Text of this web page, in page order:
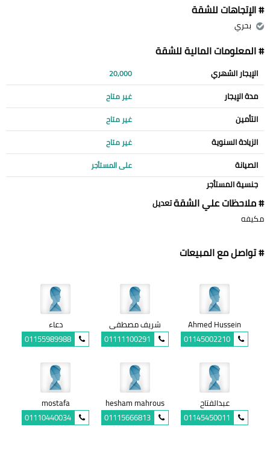
# الإتجاهات للشقة
بحري
# المعلومات المالية للشقة
الإيجار الشهري 20,000
مدة الإيجار غير متاح
التأمين غير متاح
الزيادة السنوية غير متاح
الصيانة على المستأجر
جنسية المستأجر
# ملاحظات علي الشقةتعديل
مكيفه
# تواصل مع المبيعات
Ahmed Hussein
01145002210
شريف مصطفى
01111100291
دعاء
01155989988
عبدالفتاح
01145450011
hesham mahrous
01115666813
mostafa
01110440034